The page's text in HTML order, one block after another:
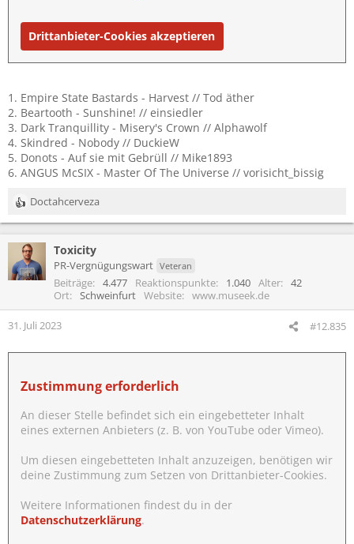
Drittanbieter-Cookies akzeptieren
1. Empire State Bastards - Harvest // Tod äther
2. Beartooth - Sunshine! // einsiedler
3. Dark Tranquillity - Misery's Crown // Alphawolf
4. Skindred - Nobody // DuckieW
5. Donots - Auf sie mit Gebrüll // Mike1893
6. ANGUS McSIX - Master Of The Universe // vorisicht_bissig
R
e
t
i
n
e
:
Doctahcerveza
Toxicity
PR-Vergnügungswart Veteran
Beiträge 4.477 Reaktionspunkte 1.040 Alter
42
Ort
Schweinfurt Website www.museek.de
31. Juli 2023 #12.835
Zustimmung erforderlich
An dieser Stelle befindet sich ein eingebetteter Inhalt
eines externen Anbieters (z. B. von YouTube oder Vimeo).
Um diesen eingebetteten Inhalt anzuzeigen, benötigen wir
deine Zustimmung zum Setzen von Drittanbieter-Cookies.
Weitere Informationen findest du in der
Datenschutzerklärung.